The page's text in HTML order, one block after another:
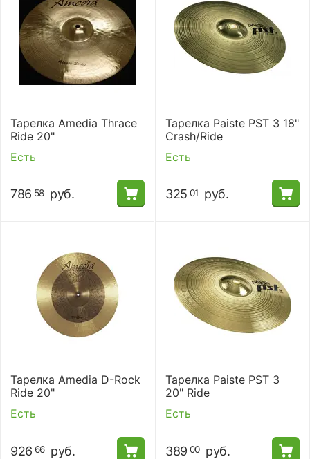
Тарелка Amedia Thrace
Ride 20"
Есть
786 58 руб.
Тарелка Paiste PST 3 18"
Crash/Ride
Есть
325 01 руб.
Тарелка Amedia D-Rock
Ride 20"
Есть
926 66 руб.
Тарелка Paiste PST 3
20" Ride
Есть
389 00 руб.